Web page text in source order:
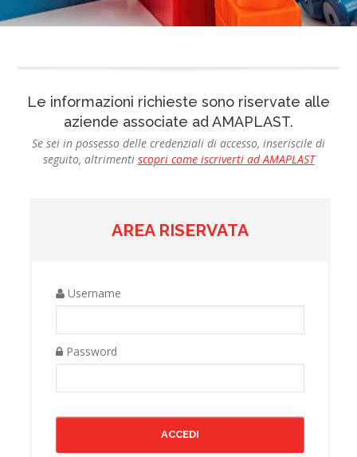
Le informazioni richieste sono riservate alle
aziende associate ad AMAPLAST.
Se sei in possesso delle credenziali di accesso, inseriscile di
seguito, altrimenti scopri come iscriverti ad AMAPLAST
AREA RISERVATA
Username
Password